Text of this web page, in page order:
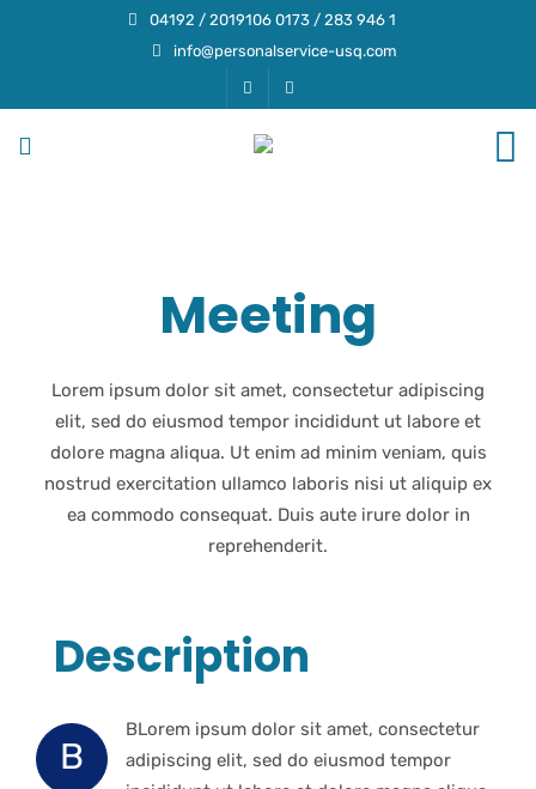
04192 / 2019106 0173 / 283 946 1
info@personalservice-usq.com
Meeting
Lorem ipsum dolor sit amet, consectetur adipiscing
elit, sed do eiusmod tempor incididunt ut labore et
dolore magna aliqua. Ut enim ad minim veniam, quis
nostrud exercitation ullamco laboris nisi ut aliquip ex
ea commodo consequat. Duis aute irure dolor in
reprehenderit.
Description
B
BLorem ipsum dolor sit amet, consectetur
adipiscing elit, sed do eiusmod tempor